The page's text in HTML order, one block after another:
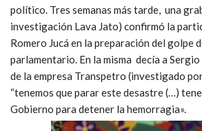
político. Tres semanas más tarde, una
investigación Lava Jato) confirmó la
Romero Jucá en la preparación del golpe
parlamentario. En la misma decía a
de la empresa Transpetro (investigado
“tenemos que parar este desastre (…)
Gobierno para detener la hemorragia».